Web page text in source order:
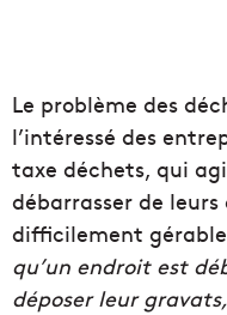
Le problème des
l’intéressé des
taxe déchets, qui
débarrasser de
difficilement
qu’un endroit est
déposer leur